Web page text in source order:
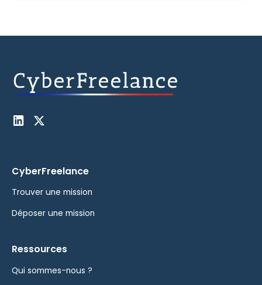
CyberFreelance
Trouver une mission
Déposer une mission
Ressources
Qui sommes-nous ?